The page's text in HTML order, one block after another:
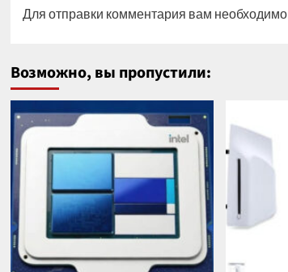
Для отправки комментария вам необходимо
Возможно, вы пропустили: